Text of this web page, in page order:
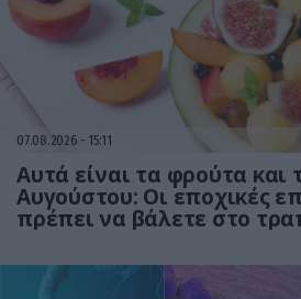
07.08.2026 15:11
Αυτά είναι τα φρούτα και
Αυγούστου: Οι εποχικές
πρέπει να βάλετε στο